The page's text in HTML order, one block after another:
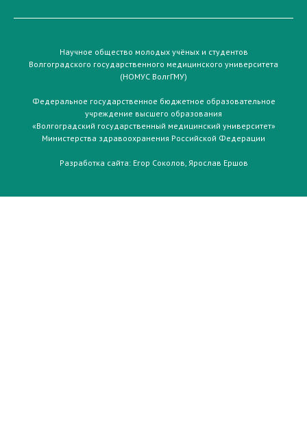
Научное общество молодых учёных и студентов
Волгоградского государственного медицинского университета
(НОМУС ВолгГМУ)
Федеральное государственное бюджетное образовательное
учреждение высшего образования
«Волгоградский государственный медицинский университет»
Министерства здравоохранения Российской Федерации
Разработка сайта: Егор Соколов, Ярослав Ершов